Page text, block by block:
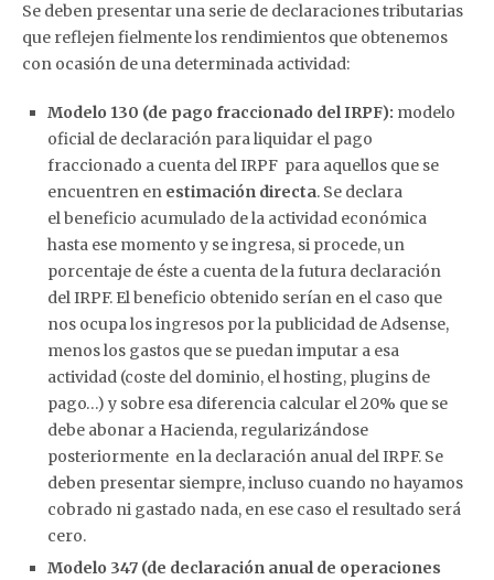
Se deben presentar una serie de declaraciones tributarias
que reflejen fielmente los rendimientos que obtenemos
con ocasión de una determinada actividad:
Modelo 130 (de pago fraccionado del IRPF): modelo
oficial de declaración para liquidar el pago
fraccionado a cuenta del IRPF para aquellos que se
encuentren en estimación directa. Se declara
el beneficio acumulado de la actividad económica
hasta ese momento y se ingresa, si procede, un
porcentaje de éste a cuenta de la futura declaración
del IRPF. El beneficio obtenido serían en el caso que
nos ocupa los ingresos por la publicidad de Adsense,
menos los gastos que se puedan imputar a esa
actividad (coste del dominio, el hosting, plugins de
pago…) y sobre esa diferencia calcular el 20% que se
debe abonar a Hacienda, regularizándose
posteriormente en la declaración anual del IRPF. Se
deben presentar siempre, incluso cuando no hayamos
cobrado ni gastado nada, en ese caso el resultado será
cero.
Modelo 347 (de declaración anual de operaciones